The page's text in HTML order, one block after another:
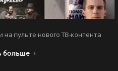
пульте нового ТВ-контента
больше